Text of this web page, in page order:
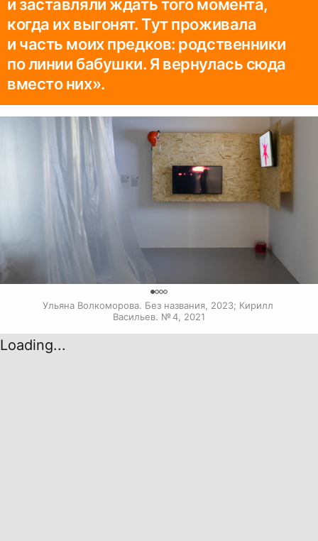
и заставляли ждать того момента,
когда их выгонят. Тут проживала
и часть моих предков: родственники
по линии бабушки. Я вернулась сюда
вместо них».
Ульяна Волкоморова. Без названия, 2023; Кирилл
Васильев. № 4, 2021
Loading...